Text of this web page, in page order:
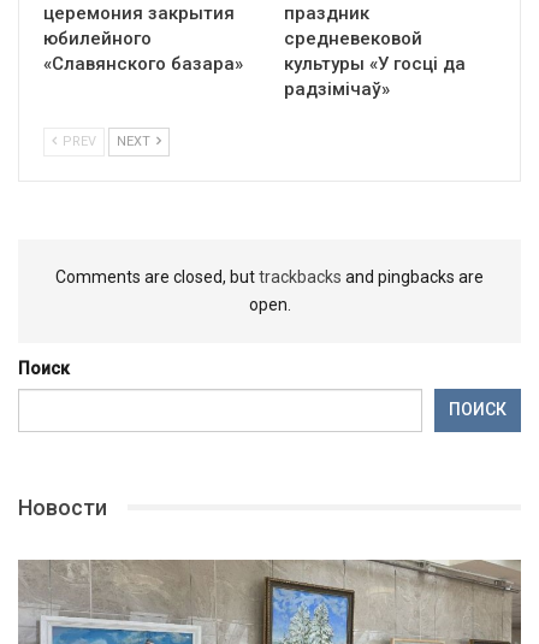
церемония закрытия
юбилейного
«Славянского базара»
праздник
средневековой
культуры «У госці да
радзімічаў»
PREV NEXT
Comments are closed, buttrackbacks and pingbacks are
open.
Поиск
ПОИСК
Новости